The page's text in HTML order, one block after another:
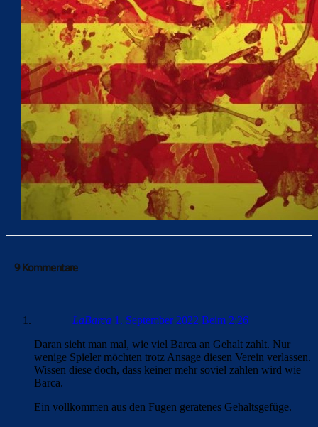
9 Kommentare
LaBarca 1. September 2022 Beim 2:26
Daran sieht man mal, wie viel Barca an Gehalt zahlt. Nur
wenige Spieler möchten trotz Ansage diesen Verein verlassen.
Wissen diese doch, dass keiner mehr soviel zahlen wird wie
Barca.
Ein vollkommen aus den Fugen geratenes Gehaltsgefüge.